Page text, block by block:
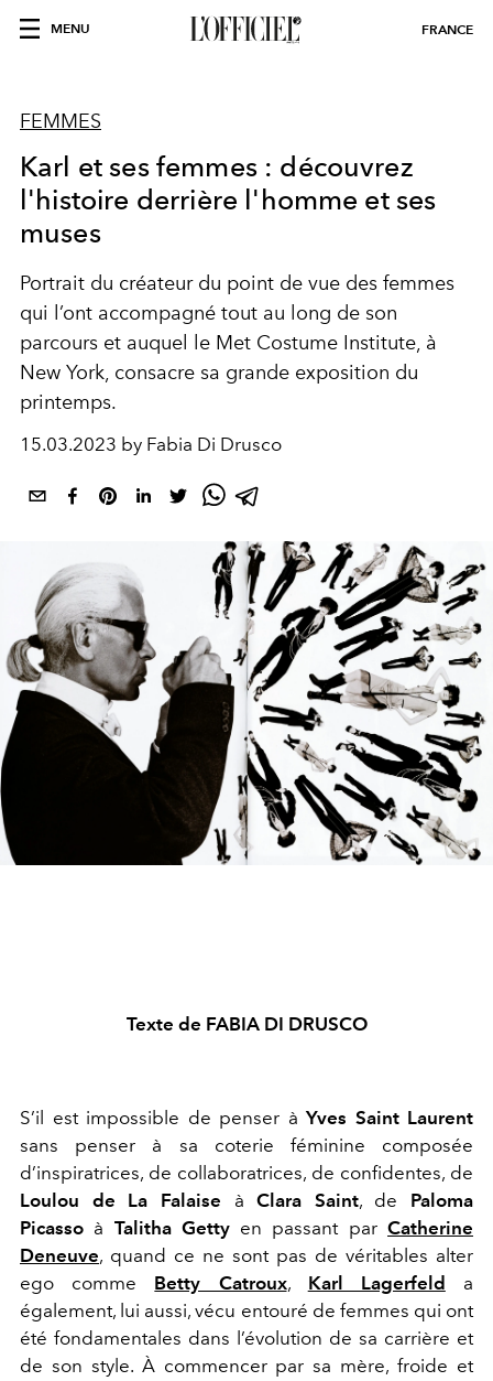
MENU FRANCE
FEMMES
Karl et ses femmes : découvrez
l'histoire derrière l'homme et ses
muses
Portrait du créateur du point de vue des femmes
qui l’ont accompagné tout au long de son
parcours et auquel le Met Costume Institute, à
New York, consacre sa grande exposition du
printemps.
15.03.2023 by Fabia Di Drusco
Texte de FABIA DI DRUSCO
S’il est impossible de penser à Yves Saint Laurent
sans penser à sa coterie féminine composée
d’inspiratrices, de collaboratrices, de confidentes, de
Loulou de La Falaise àClara Saint, de Paloma
Picasso à Talitha Getty en passant parCatherine
Deneuve, quand ce ne sont pas de véritables alter
ego comme Betty Catroux, Karl Lagerfeld
a
également, lui aussi, vécu entouré de femmes qui ont
été fondamentales dans l’évolution de sa carrière et
de son style. À commencer par sa mère, froide et